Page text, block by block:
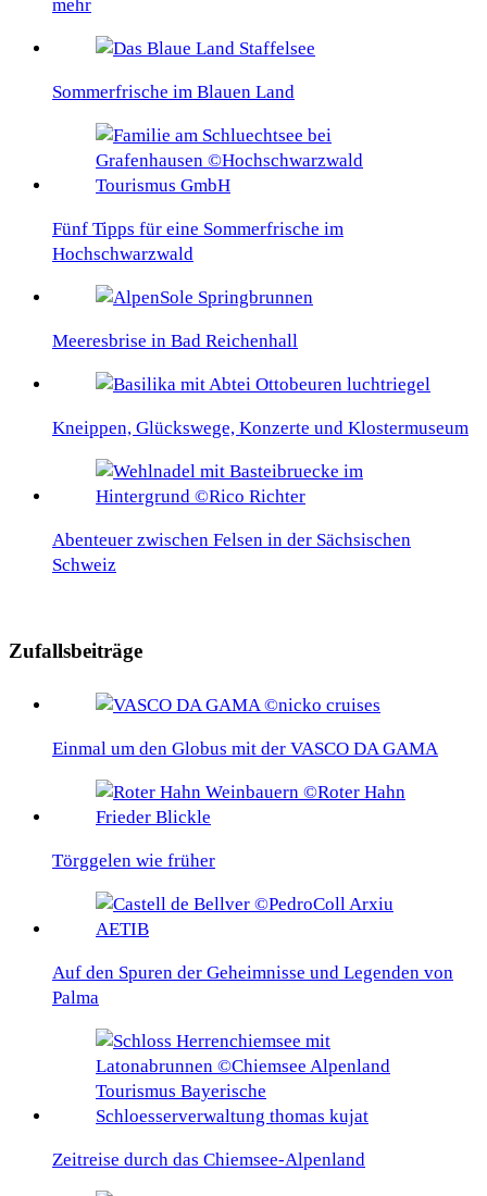
mehr
Sommerfrische im Blauen Land
Fünf Tipps für eine Sommerfrische im
Hochschwarzwald
Meeresbrise in Bad Reichenhall
Kneippen, Glückswege, Konzerte und Klostermuseum
Abenteuer zwischen Felsen in der Sächsischen
Schweiz
Zufallsbeiträge
Einmal um den Globus mit der VASCO DA GAMA
Törggelen wie früher
Auf den Spuren der Geheimnisse und Legenden von
Palma
Zeitreise durch das Chiemsee-Alpenland